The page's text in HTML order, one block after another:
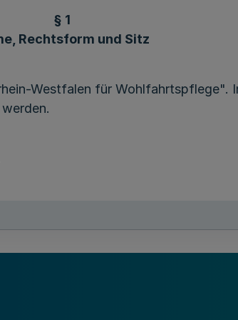
§ 1
Rechtsform und Sitz
Westfalen für Wohlfahrtspflege".